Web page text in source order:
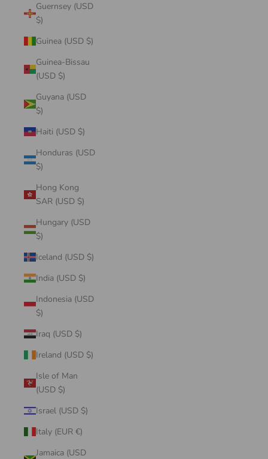
Guernsey (USD
$)
Guinea (USD $)
Guinea-Bissau
(USD $)
Guyana (USD
$)
Haiti (USD $)
Honduras (USD
$)
Hong Kong
SAR (USD $)
Hungary (USD
$)
Iceland (USD $)
India (USD $)
Indonesia (USD
$)
Iraq (USD $)
Ireland (USD $)
Isle of Man
(USD $)
Israel (USD $)
Italy (EUR €)
Jamaica (USD